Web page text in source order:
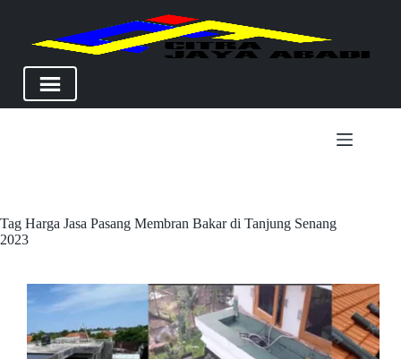
Tag Harga Jasa Pasang Membran Bakar di Tanjung Senang
2023